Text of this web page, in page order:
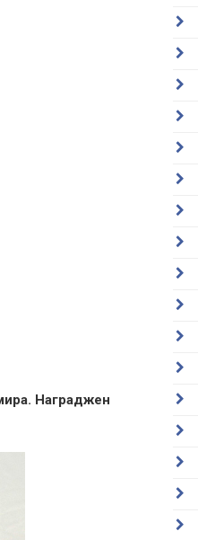
Награджен